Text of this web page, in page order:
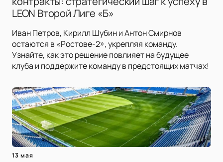
LEON Второй Лиге «Б»
Иван Петров, Кирилл Шубин и Антон Смирнов
остаются в «Ростове-2», укрепляя команду.
Узнайте, как это решение повлияет на будущее
клуба и поддержите команду в предстоящих матчах!
13 мая